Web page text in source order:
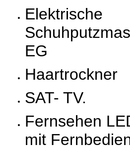
Elektrische
EG
Haartrockner
SAT- TV.
Fernsehen
mit